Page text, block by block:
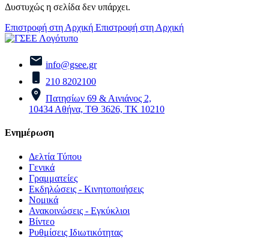
Δυστυχώς η σελίδα δεν υπάρχει.
Επιστροφή στη Αρχική Επιστροφή στη Αρχική
info@gsee.gr
210 8202100
Πατησίων 69 & Αινιάνος 2,
10434 Αθήνα, ΤΘ 3626, ΤΚ 10210
Ενημέρωση
Δελτία Τύπου
Γενικά
Γραμματείες
Εκδηλώσεις - Κινητοποιήσεις
Νομικά
Ανακοινώσεις - Εγκύκλιοι
Βίντεο
Ρυθμίσεις Ιδιωτικότητας